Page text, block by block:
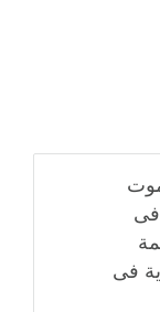
فى
فى